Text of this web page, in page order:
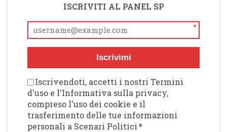
ISCRIVITI AL PANEL SP
*
Iscrivimi
Iscrivendoti, accetti i nostri Termini
d'uso e l'Informativa sulla privacy,
compreso l'uso dei cookie e il
trasferimento delle tue informazioni
personali a Scenari Politici*